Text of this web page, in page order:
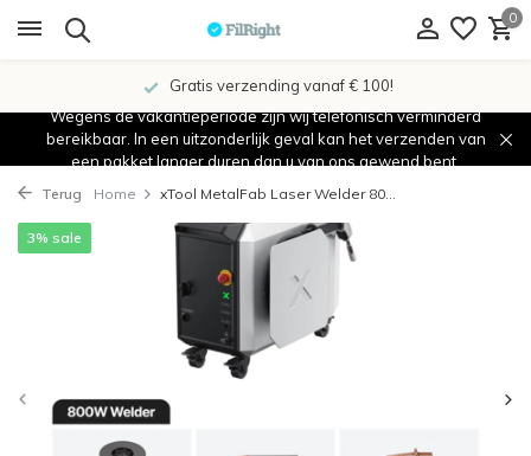
0
Gratis verzending vanaf € 100!
Wegens de vakantieperiode zijn wij telefonisch verminderd
bereikbaar. In een uitzonderlijk geval kan het verzenden van
een pakket langer duren dan u van ons gewend bent.
Terug Home xTool MetalFab Laser Welder 80...
3% sale